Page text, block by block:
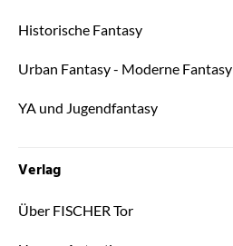
Historische Fantasy
Urban Fantasy - Moderne Fantasy
YA und Jugendfantasy
Verlag
Über FISCHER Tor